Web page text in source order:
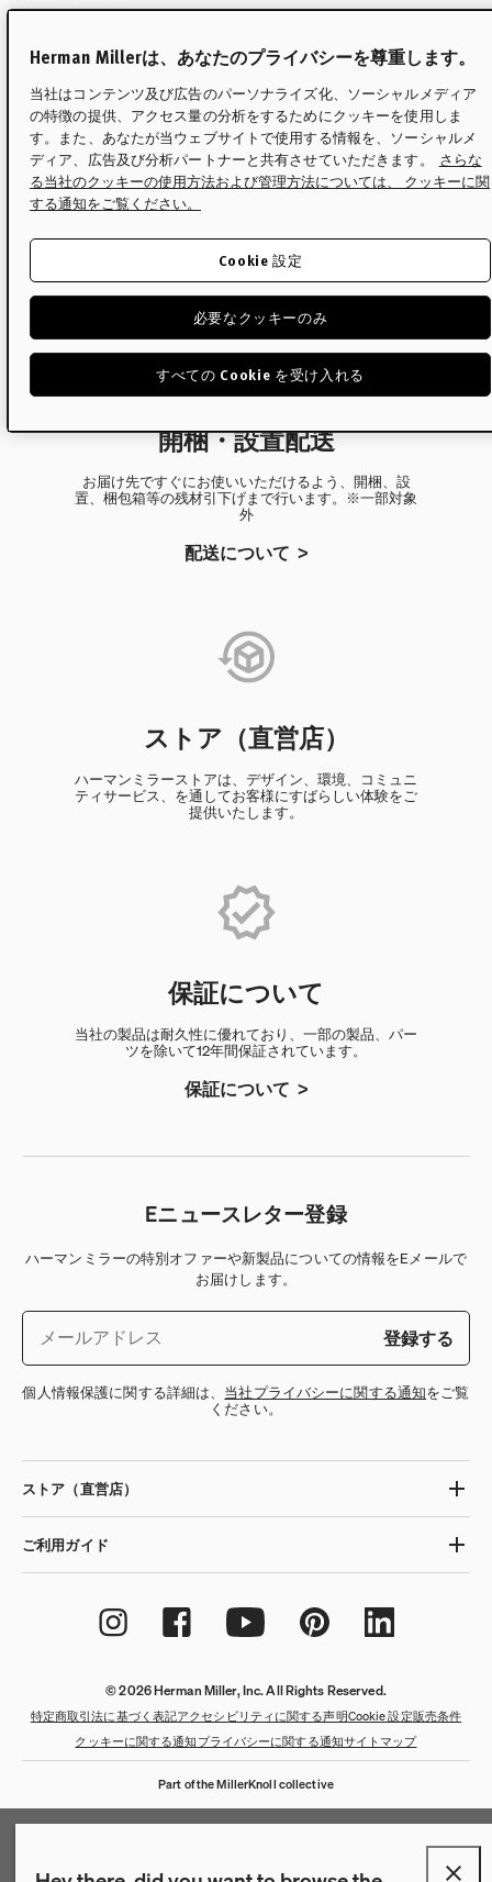
QuickShip：通常在庫品
New Arrivals：最近追加された製品
チェア
ベンチ＆スツール
QuickShip：国内在庫品
New Arrivals：最近追加された製品
ホームオフィス
リビング
ゲーミングチェア
ゲーミングモニターアーム
【限定】FAILE AND DELUXX FLUXX
デザイナー
ストーリー
特集
クリアランス
開梱・設置配送
お届け先ですぐにお使いいただけるよう、開梱、設
置、梱包箱等の残材引下げまで行います。※一部対象
外
配送について
ストア（直営店）
ハーマンミラーストアは、デザイン、環境、コミュニ
ティサービス、を通してお客様にすばらしい体験をご
提供いたします。
保証について
当社の製品は耐久性に優れており、一部の製品、パー
ツを除いて12年間保証されています。
保証について
Eニュースレター登録
ハーマンミラーの特別オファーや新製品についての情報をEメールで
お届けします。
登録する
個人情報保護に関する詳細は、 当社プライバシーに関する通知をご覧
ください。
ストア（直営店）
ご利用ガイド
© 2026 Herman Miller, Inc. All Rights Reserved.
特定商取引法に基づく表記アクセシビリティに関する声明
販売条件
クッキーに関する通知 プライバシーに関する通知サイトマップ
Cookie 設定
Part of the MillerKnoll collective
Herman Millerは、あなたのプライバシーを尊重します。
当社はコンテンツ及び広告のパーソナライズ化、ソーシャルメディア
の特徴の提供、アクセス量の分析をするためにクッキーを使用しま
す。また、あなたが当ウェブサイトで使用する情報を、ソーシャルメ
ディア、広告及び分析パートナーと共有させていただきます。
さらな
る当社のクッキーの使用方法および管理方法については、 クッキーに関
する通知をご覧ください。
必要なクッキーのみ
すべての Cookie を受け入れる
Cookie 設定